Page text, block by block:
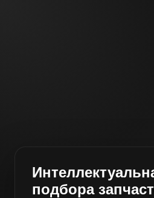
подбора